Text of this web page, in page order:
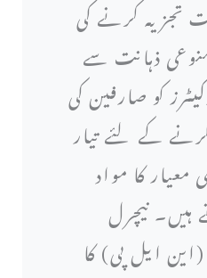
تجزیہ کرنے کی
ذہانت سے
کو صارفین کی
کے لئے تیار
معیار کا مواد
ہیں۔ نیچرل
ایل پی) کا